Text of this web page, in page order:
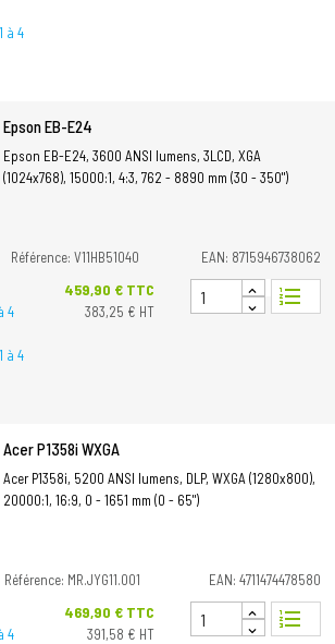
à 4
Epson EB-E24
Epson EB-E24, 3600 ANSI lumens, 3LCD, XGA
(1024x768), 15000:1, 4:3, 762 - 8890 mm (30 - 350")
Référence: V11HB51040
EAN: 8715946738062
4
à 4
Prix
459,90 € TTC
383,25 € HT
format_list_numbered
Acer P1358i WXGA
Acer P1358i, 5200 ANSI lumens, DLP, WXGA (1280x800),
20000:1, 16:9, 0 - 1651 mm (0 - 65")
Référence: MR.JYG11.001
EAN: 4711474478580
4
Prix
469,90 € TTC
391,58 € HT
format_list_numbered